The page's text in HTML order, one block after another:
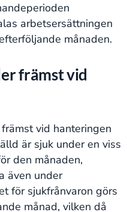
arbetsersättningen
månaden.
främst vid
vid hanteringen
är sjuk under en viss
den månaden,
även under
för sjukfrånvaron görs
månad, vilken då